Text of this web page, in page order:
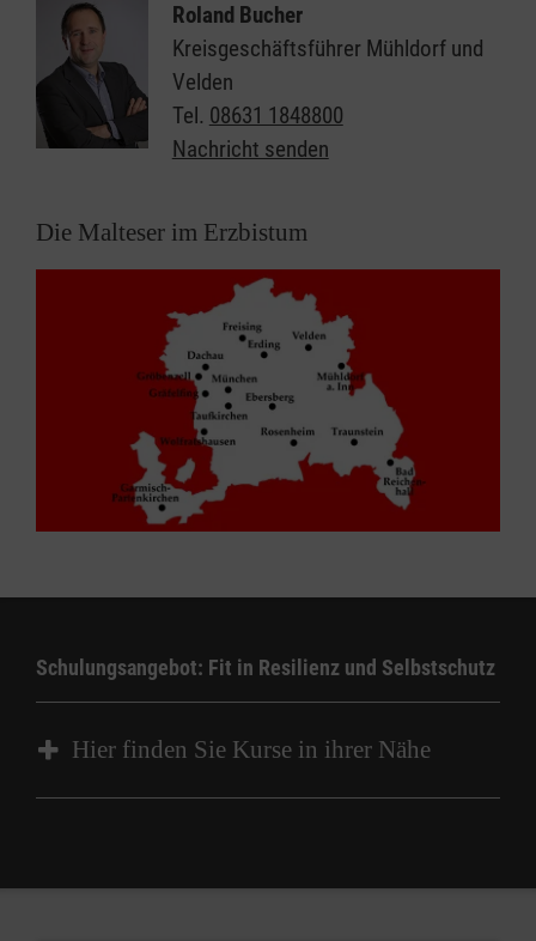
Roland Bucher
Kreisgeschäftsführer Mühldorf und
Velden
Tel. 08631 1848800
Nachricht senden
Die Malteser im Erzbistum
Schulungsangebot: Fit in Resilienz und Selbstschutz
Hier finden Sie Kurse in ihrer Nähe
Kursart